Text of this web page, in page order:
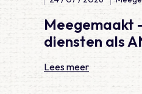
Meegemaakt
diensten als
Lees meer